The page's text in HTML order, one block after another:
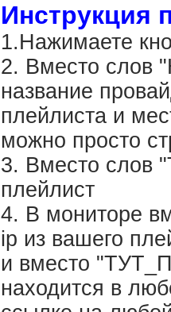
Инструкция
1.Нажимаете
2. Вместо слов
название
плейлиста и
можно просто
3. Вместо слов
плейлист
4. В мониторе
ip из вашего
и вместо
находится в